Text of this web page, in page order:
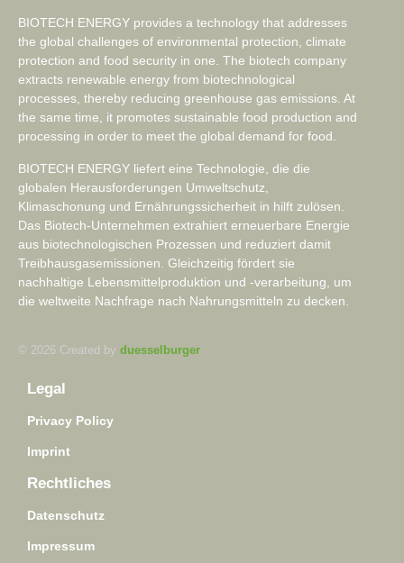
BIOTECH ENERGY provides a technology that addresses
the global challenges of environmental protection, climate
protection and food security in one. The biotech company
extracts renewable energy from biotechnological
processes, thereby reducing greenhouse gas emissions. At
the same time, it promotes sustainable food production and
processing in order to meet the global demand for food.
BIOTECH ENERGY liefert eine Technologie, die die
globalen Herausforderungen Umweltschutz,
Klimaschonung und Ernährungssicherheit in hilft zulösen.
Das Biotech-Unternehmen extrahiert erneuerbare Energie
aus biotechnologischen Prozessen und reduziert damit
Treibhausgasemissionen. Gleichzeitig fördert sie
nachhaltige Lebensmittelproduktion und -verarbeitung, um
die weltweite Nachfrage nach Nahrungsmitteln zu decken.
© 2026 Created by duesselburger
Legal
Privacy Policy
Imprint
Rechtliches
Datenschutz
Impressum